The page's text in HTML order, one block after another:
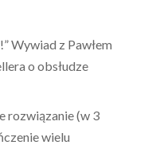
Wywiad z Pawłem
o obsłudze
rozwiązanie (w 3
wielu